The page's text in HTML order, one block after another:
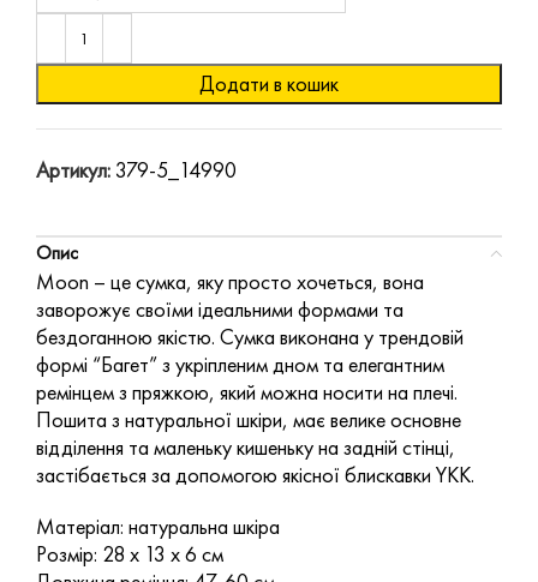
Додати в кошик
Артикул: 379-5_14990
Опис
Moon – це сумка, яку просто хочеться, вона
заворожує своїми ідеальними формами та
бездоганною якістю. Сумка виконана у трендовій
формі “Багет” з укріпленим дном та елегантним
ремінцем з пряжкою, який можна носити на плечі.
Пошита з натуральної шкіри, має велике основне
відділення та маленьку кишеньку на задній стінці,
застібається за допомогою якісної блискавки YKK.
Матеріал: натуральна шкіра
Розмір: 28 х 13 х 6 см